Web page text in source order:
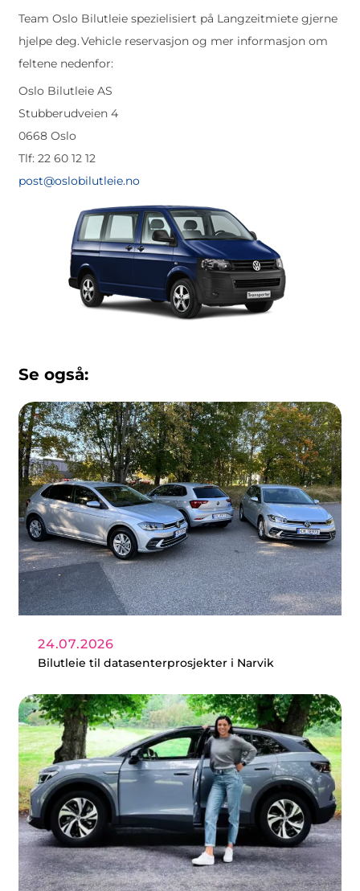
Team Oslo Bilutleie spezielisiert på Langzeitmiete gjerne
hjelpe deg. Vehicle reservasjon og mer informasjon om
feltene nedenfor:
Oslo Bilutleie AS
Stubberudveien 4
0668 Oslo
Tlf: 22 60 12 12
post@oslobilutleie.no
Se også:
24.07.2026
Bilutleie til datasenterprosjekter i Narvik